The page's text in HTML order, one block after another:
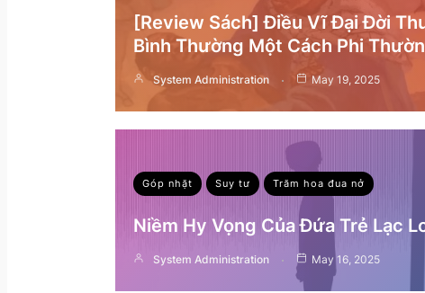
[Review Sách] Điều Vĩ Đại Đời
Bình Thường Một Cách Phi
System Administration May 19, 2025
Góp nhặt Suy tư Trăm hoa đua nở
Niềm Hy Vọng Của Đứa Trẻ Lạc
System Administration May 16, 2025